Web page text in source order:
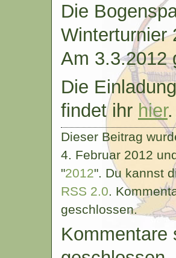
Die
Winterturnier
Am 3.3.2012
Die
findet ihr hier.
Dieser Beitrag
4. Februar 2012
"2012". Du kannst
RSS 2.0.
geschlossen.
Kommentare